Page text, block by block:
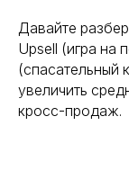
Давайте
Upsell (игра на
(спасательный
увеличить
кросс-продаж.